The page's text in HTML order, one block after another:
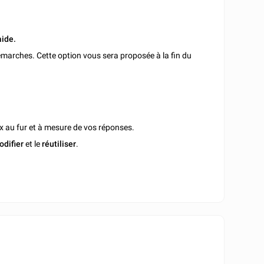
Cette option vous sera proposée à la fin du
au fur et à mesure de vos réponses.
et leréutiliser.